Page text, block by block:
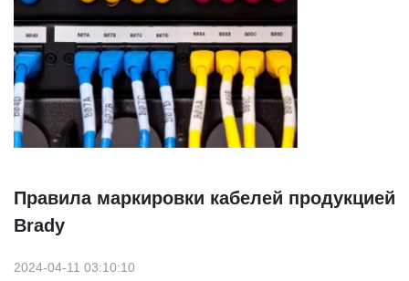
Правила маркировки кабелей продукцией
Brady
2024-04-11 03:10:10